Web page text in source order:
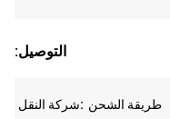
:التوصيل
شركة النقل طريقة الشحن